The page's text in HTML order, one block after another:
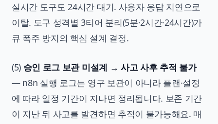
실시간 도구도 24시간 대기. 사용자 응답 지연으로
이탈. 도구 성격별 3티어 분리(5분·2시간·24시간)가
큐 폭주 방지의 핵심 설계 결정.
(5) 승인 로그 보관 미설계 → 사고 사후 추적 불가
— n8n 실행 로그는 영구 보관이 아니라 플랜·설정
에 따라 일정 기간이 지나면 정리됩니다. 보존 기간
이 지난 뒤 사고를 발견하면 추적이 불가능해요. 매